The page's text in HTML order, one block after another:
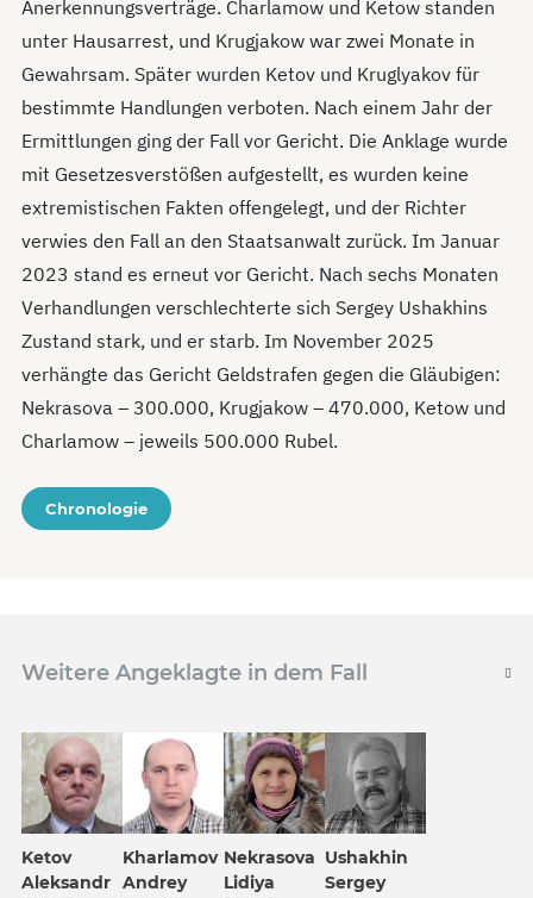
Anerkennungsverträge. Charlamow und Ketow standen
unter Hausarrest, und Krugjakow war zwei Monate in
Gewahrsam. Später wurden Ketov und Kruglyakov für
bestimmte Handlungen verboten. Nach einem Jahr der
Ermittlungen ging der Fall vor Gericht. Die Anklage wurde
mit Gesetzesverstößen aufgestellt, es wurden keine
extremistischen Fakten offengelegt, und der Richter
verwies den Fall an den Staatsanwalt zurück. Im Januar
2023 stand es erneut vor Gericht. Nach sechs Monaten
Verhandlungen verschlechterte sich Sergey Ushakhins
Zustand stark, und er starb. Im November 2025
verhängte das Gericht Geldstrafen gegen die Gläubigen:
Nekrasova – 300.000, Krugjakow – 470.000, Ketow und
Charlamow – jeweils 500.000 Rubel.
Chronologie
Weitere Angeklagte in dem Fall
Ketov
Aleksandr
Kharlamov
Andrey
Nekrasova
Lidiya
Ushakhin
Sergey